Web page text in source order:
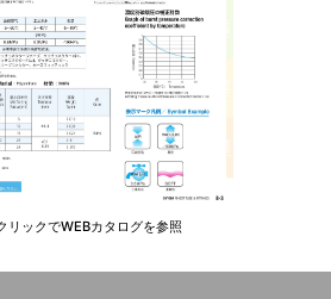
リックでWEBカタログを参照